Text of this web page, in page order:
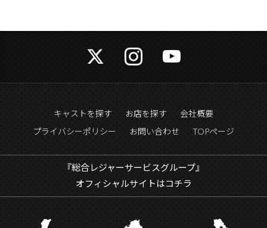
キャストを探す お店を探す
会社概要
プライバシーポリシー
お問い合わせ TOPページ
『総合レジャーサービスグループ』
オフィシャルサイトはコチラ